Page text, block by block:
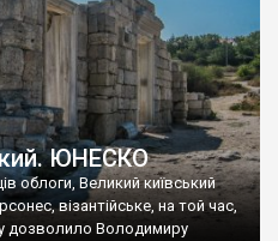
ЮНЕСКО
облоги, Великий київський
візантійське, на той час,
дозволило Володимиру